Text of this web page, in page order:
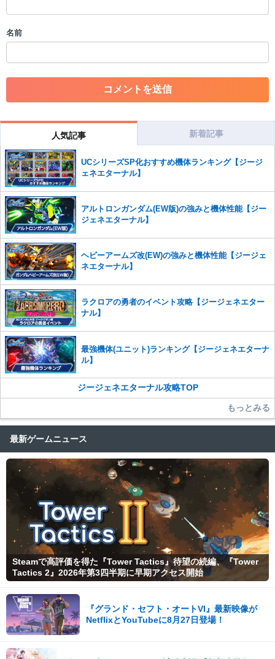
・その他、管理者が不適切と判断した投稿
コメントの削除を申請する ※投稿内容を確認後、順次対応さ
※一度削除したコメントは復元ができませんのでご注意くだ
また、過度な利用規約の違反や、弊社に損害の及ぶ内容の書き込みがあ
った場合は、法的措置をとらせていただく場合もございますので、あら
かじめご理解くださいませ。
名前
人気記事 新着記事
UCシリーズSP化おすすめ機体ランキング【ジージ
ェネエターナル】
アルトロンガンダム(EW版)の強みと機体性能【ジー
ジェネエターナル】
ヘビーアームズ改(EW)の強みと機体性能【ジージェ
ネエターナル】
ラクロアの勇者のイベント攻略【ジージェネエター
ナル】
最強機体(ユニット)ランキング【ジージェネエターナ
ル】
ジージェネエターナル攻略TOP
もっとみる
最新ゲームニュース
Steamで高評価を得た『Tower Tactics』待望の続編、『Tower
Tactics 2』2026年第3四半期に早期アクセス開始
『グランド・セフト・オートVI』最新映像が
NetflixとYouTubeに8月27日登場！